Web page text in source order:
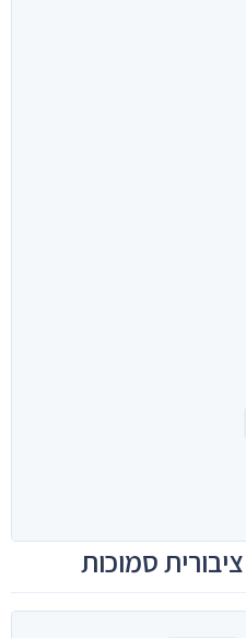
סמוכות